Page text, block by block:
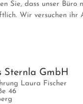
Sie, dass unser Büro
Wir versuchen
Sternla GmbH
Laura Fischer
46